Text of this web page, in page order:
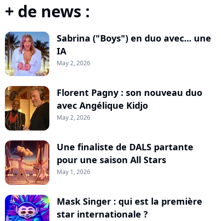
+ de news :
Sabrina ("Boys") en duo avec... une
IA
May 2, 2026
Florent Pagny : son nouveau duo
avec Angélique Kidjo
May 2, 2026
Une finaliste de DALS partante
pour une saison All Stars
May 1, 2026
Mask Singer : qui est la première
star internationale ?